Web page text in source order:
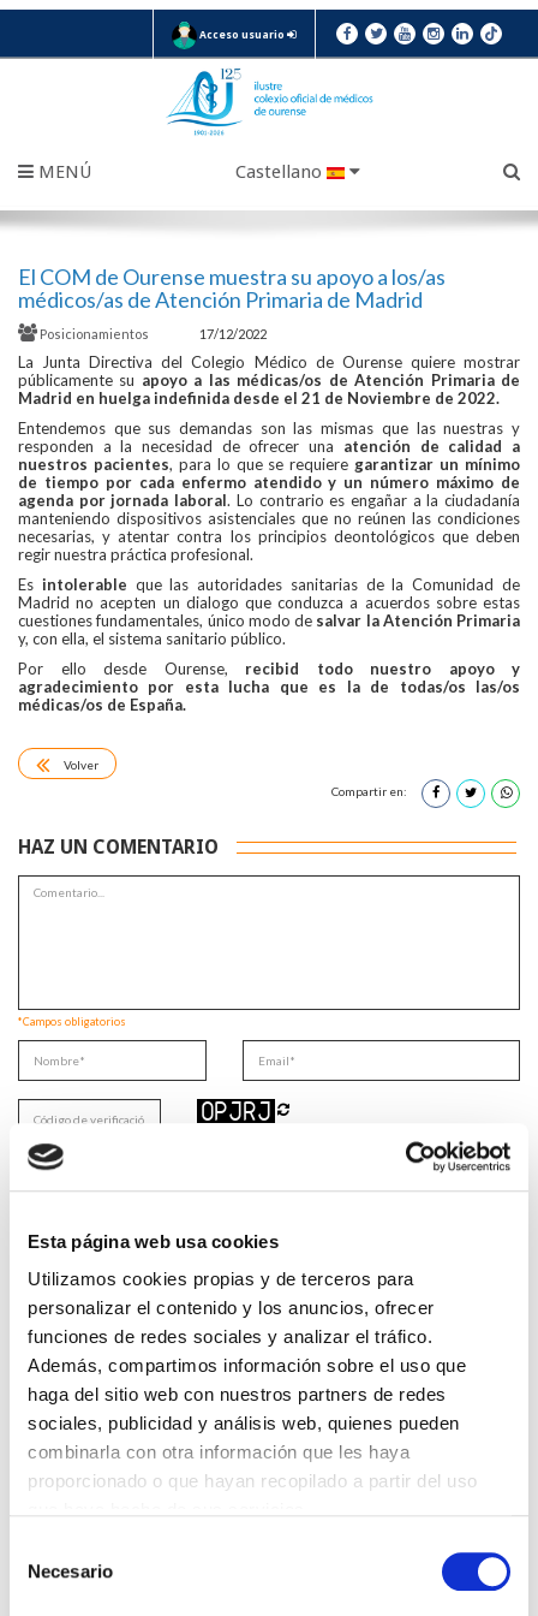
Esta página web usa cookies
Utilizamos cookies propias y de terceros para
personalizar el contenido y los anuncios, ofrecer
funciones de redes sociales y analizar el tráfico.
Además, compartimos información sobre el uso que
haga del sitio web con nuestros partners de redes
sociales, publicidad y análisis web, quienes pueden
combinarla con otra información que les haya
proporcionado o que hayan recopilado a partir del uso
Necesario
Acceso usuario
MENÚ Castellano
El COM de Ourense muestra su apoyo a los/as
médicos/as de Atención Primaria de Madrid
Posicionamientos 17/12/2022
La Junta Directiva del Colegio Médico de Ourense quiere mostrar
públicamente su apoyo a las médicas/os de Atención Primaria de
Madrid en huelga indefinida desde el 21 de Noviembre de 2022.
Entendemos que sus demandas son las mismas que las nuestras y
responden a la necesidad de ofrecer una atención de calidad a
nuestros pacientes, para lo que se requieregarantizar un mínimo
de tiempo por cada enfermo atendido y un número máximo de
agenda por jornada laboral. Lo contrario es engañar a la ciudadanía
manteniendo dispositivos asistenciales que no reúnen las condiciones
necesarias, y atentar contra los principios deontológicos que deben
regir nuestra práctica profesional.
Es intolerable que las autoridades sanitarias de laComunidad de
Madrid no acepten un dialogo que conduzca a acuerdos sobre estas
cuestiones fundamentales, único modo de salvar la Atención Primaria
y, con ella, el sistema sanitario público.
Por ello desde Ourense, recibid todo nuestro apoyo y
agradecimiento por esta lucha que es la de todas/os las/os
médicas/os de España.
Volver
Compartir en:
HAZ UN COMENTARIO
*Campos obligatorios
He leido y acepto la
DESTACADAS
SANIDAD CREA UN DIPLOMA OFICIAL PARA RECONOCER LA
LABOR DE LOS TUTORES DE RESIDENTES
LA ALIANZA MÉDICA POR LA SALUD PLANETARIA SE ADHIERE
03/08/2026
PREMIOS DE LA REAL ACADEMIA DE MEDICINA DE GALICIA
2026
CARTA DEL PRESIDENTE DE MUTUAL MÉDICA SOBRE LA
REFORMA DE LAS MUTUALIDADES ALTERNATIVAS Y LA